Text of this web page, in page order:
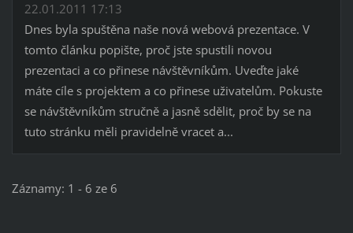
22.01.2011 17:13
Dnes byla spuštěna naše nová webová prezentace. V
tomto článku popište, proč jste spustili novou
prezentaci a co přinese návštěvníkům. Uveďte jaké
máte cíle s projektem a co přinese uživatelům. Pokuste
se návštěvníkům stručně a jasně sdělit, proč by se na
tuto stránku měli pravidelně vracet a...
Záznamy: 1 - 6 ze 6